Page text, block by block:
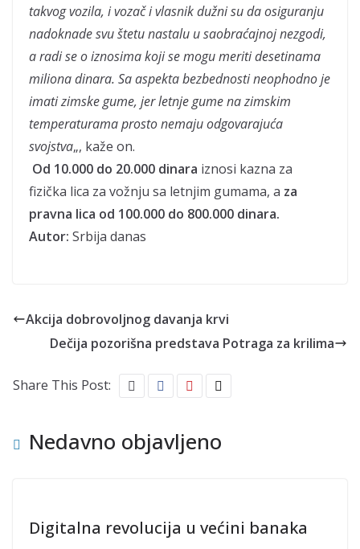
takvog vozila, i vozač i vlasnik dužni su da osiguranju
nadoknade svu štetu nastalu u saobraćajnoj nezgodi,
a radi se o iznosima koji se mogu meriti desetinama
miliona dinara. Sa aspekta bezbednosti neophodno je
imati zimske gume, jer letnje gume na zimskim
temperaturama prosto nemaju odgovarajuća
svojstva„, kaže on.
Od 10.000 do 20.000 dinara iznosi kazna za
fizička lica za vožnju sa letnjim gumama, a za
pravna lica od 100.000 do 800.000 dinara.
Autor: Srbija danas
Akcija dobrovoljnog davanja krvi
Dečija pozorišna predstava Potraga za krilima
Share This Post:
Nedavno objavljeno
Digitalna revolucija u većini banaka